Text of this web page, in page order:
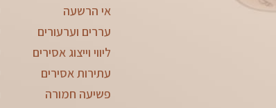
אי הרשעה
עררים וערעורים
ליווי וייצוג אסירים
עתירות אסירים
פשיעה חמורה